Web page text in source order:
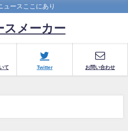
ュースここにあり
スメーカー
て Twitter お問い合わせ